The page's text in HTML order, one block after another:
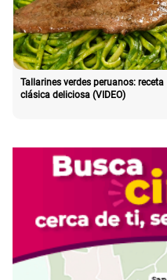
Tallarines verdes peruanos: receta
clásica deliciosa (VIDEO)